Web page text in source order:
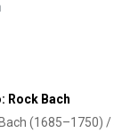
Rock Bach
(1685–1750)